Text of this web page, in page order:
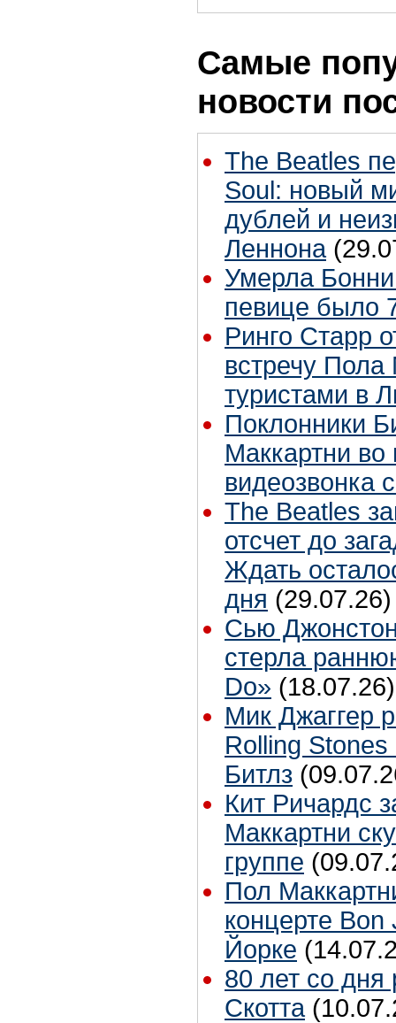
Самые
новости
The Beatles
Soul: новый
дублей и
Леннона
Умерла
певице было
Ринго Старр
встречу Пола
туристами в
Поклонники
Маккартни во
видеозвонка
The Beatles
отсчет до
Ждать
дня (29.07.26)
Сью
стерла
Do» (18.07.26)
Мик Джаггер
Rolling Stones
Битлз
Кит Ричардс
Маккартни
группе
Пол
концерте
Йорке
80 лет со
Скотта